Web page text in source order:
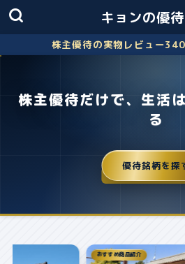
キョンの優
株主優待の実物レビュー
株主優待だけで、生活
る
優待銘柄を探
おすすめ商品紹介